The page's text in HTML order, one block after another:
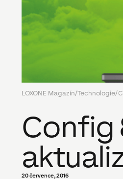
LOXONE Magazín/Technologie/
Config
20 července, 2016